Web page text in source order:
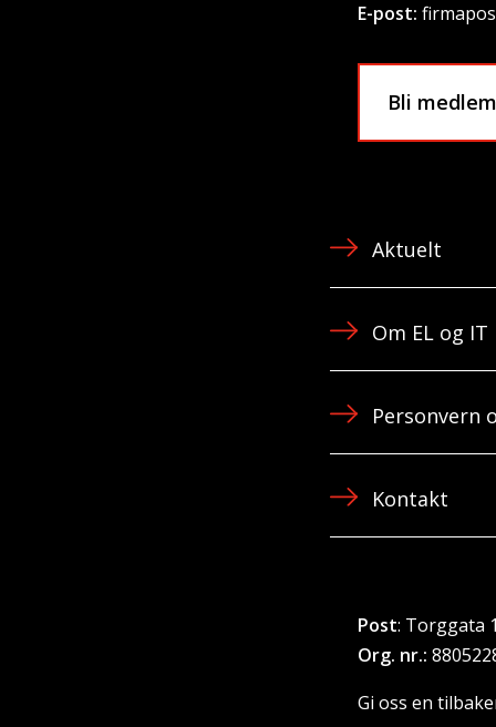
E-post:
Bli
Aktuelt
Om EL og IT
Personvern
Kontakt
Post: Torggata
Org. nr.:
Gi oss en